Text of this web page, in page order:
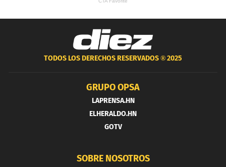
TODOS LOS DERECHOS RESERVADOS ®2025
GRUPO OPSA
LAPRENSA.HN
ELHERALDO.HN
GOTV
SOBRE NOSOTROS